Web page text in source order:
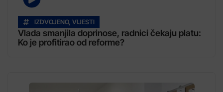
IZDVOJENO, VIJESTI
Vlada smanjila doprinose, radnici čekaju platu:
Ko je profitirao od reforme?